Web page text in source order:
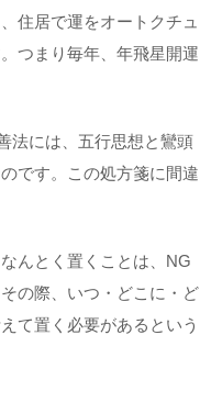
住居で運をオートクチュ
つまり毎年、年飛星開運
法には、五行思想と鸞頭
です。この処方箋に間違
んとく置くことは、NG
の際、いつ・どこに・ど
て置く必要があるという